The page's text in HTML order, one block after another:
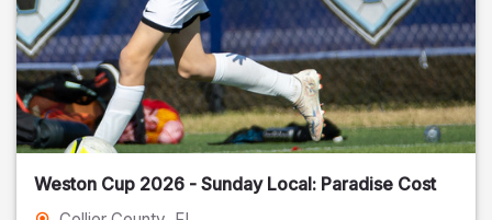
Weston Cup 2026 - Sunday Local: Paradise Cost